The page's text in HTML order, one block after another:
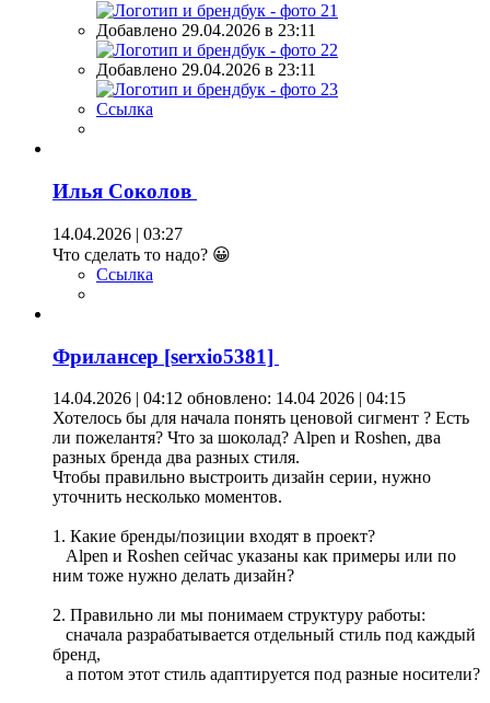
Добавлено 29.04.2026 в 23:11
Добавлено 29.04.2026 в 23:11
Ссылка
Илья Coкoлoв
14.04.2026 | 03:27
Что сделать то надо? 😀
Ссылка
Фрилансер [serxio5381]
14.04.2026 | 04:12 обновлено: 14.04 2026 | 04:15
Хотелось бы для начала понять ценовой сигмент ? Есть
ли пожелантя? Что за шоколад? Alpen и Roshen, два
разных бренда два разных стиля.
Чтобы правильно выстроить дизайн серии, нужно
уточнить несколько моментов.
1. Какие бренды/позиции входят в проект?
Alpen и Roshen сейчас указаны как примеры или по
ним тоже нужно делать дизайн?
2. Правильно ли мы понимаем структуру работы:
сначала разрабатывается отдельный стиль под каждый
бренд,
а потом этот стиль адаптируется под разные носители?